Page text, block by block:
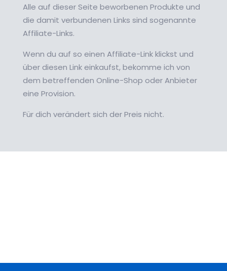
Alle auf dieser Seite beworbenen Produkte und
die damit verbundenen Links sind sogenannte
Affiliate-Links.
Wenn du auf so einen Affiliate-Link klickst und
über diesen Link einkaufst, bekomme ich von
dem betreffenden Online-Shop oder Anbieter
eine Provision.
Für dich verändert sich der Preis nicht.